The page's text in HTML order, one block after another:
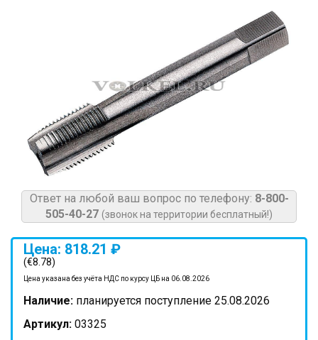
Ответ на любой ваш вопрос по телефону: 8-800-
505-40-27 (звонок на территории бесплатный!)
Цена: 818.21 ₽
(€8.78)
Цена указана без учёта НДС по курсу ЦБ на 06.08.2026
Наличие: планируется поступление 25.08.2026
Артикул: 03325